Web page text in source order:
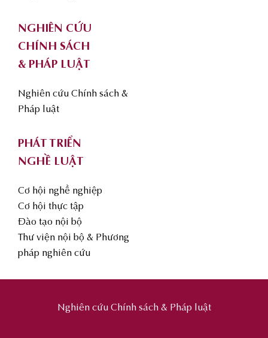
NGHIÊN CỨU
CHÍNH SÁCH
& PHÁP LUẬT
Nghiên cứu Chính sách &
Pháp luật
PHÁT TRIỂN
NGHỀ LUẬT
Cơ hội nghề nghiệp
Cơ hội thực tập
Đào tạo nội bộ
Thư viện nội bộ & Phương
pháp nghiên cứu
Nghiên cứu Chính sách & Pháp luật